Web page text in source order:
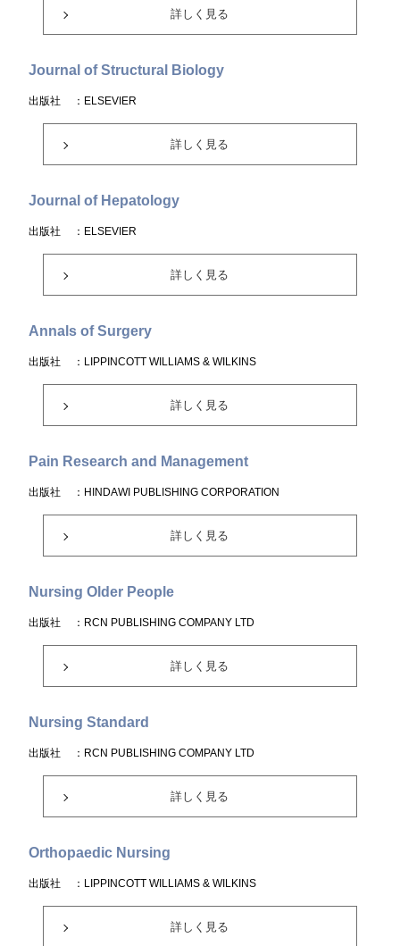
詳しく見る
Journal of Structural Biology
出版社 ：ELSEVIER
詳しく見る
Journal of Hepatology
出版社 ：ELSEVIER
詳しく見る
Annals of Surgery
出版社 ：LIPPINCOTT WILLIAMS & WILKINS
詳しく見る
Pain Research and Management
出版社 ：HINDAWI PUBLISHING CORPORATION
詳しく見る
Nursing Older People
出版社 ：RCN PUBLISHING COMPANY LTD
詳しく見る
Nursing Standard
出版社 ：RCN PUBLISHING COMPANY LTD
詳しく見る
Orthopaedic Nursing
出版社 ：LIPPINCOTT WILLIAMS & WILKINS
詳しく見る